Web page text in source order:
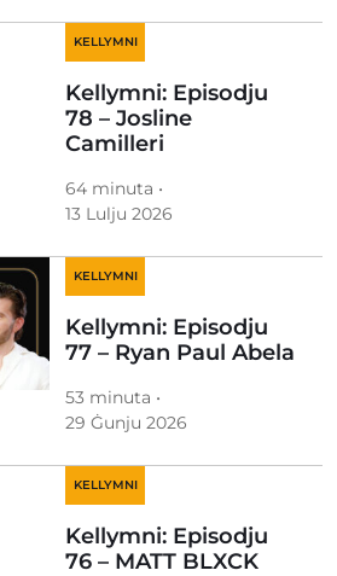
KELLYMNI
Kellymni: Episodju
78 – Josline
Camilleri
64 minuta •
13 Lulju 2026
KELLYMNI
Kellymni: Episodju
77 – Ryan Paul Abela
53 minuta •
29 Ġunju 2026
KELLYMNI
Kellymni: Episodju
76 – MATT BLXCK